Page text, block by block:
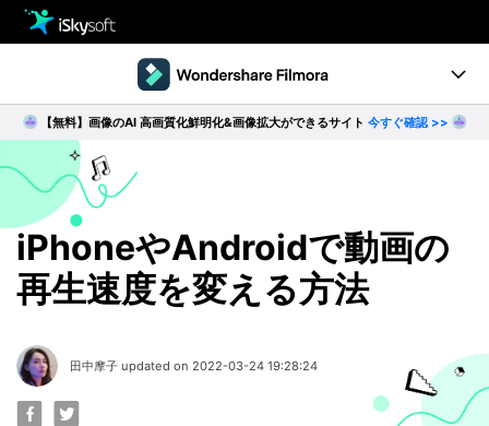
Utility
製品活用事例
ストア
ダウンロード
サポート
製品ページ
Filmstock
操作ガイド
動作環境
動画編集の基本とコツ
無料ダウンロード
【無料】画像のAI 高画質化鮮明化&画像拡大ができるサイト 今すぐ確認 >>
iPhoneやAndroidで動画の
再生速度を変える方法
田中摩子 updated on 2022-03-24 19:28:24